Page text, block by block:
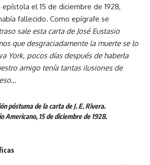
el 15 de diciembre de 1928,
fallecido. Como epígrafe se
sale esta carta de José Eustasio
que desgraciadamente la muerte se lo
York, pocos días después de haberla
amigo tenía tantas ilusiones de
póstuma de la carta de J. E. Rivera.
Americano, 15 de diciembre de 1928.